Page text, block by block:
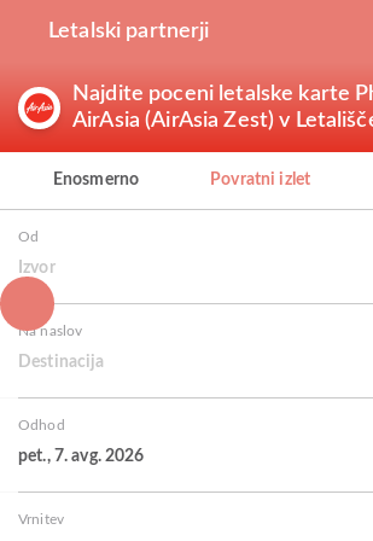
Letalski partnerji
Najdite poceni letalske karte
AirAsia (AirAsia Zest) v
Enosmerno Povratni izlet
Od
Izvor
Na naslov
Destinacija
Odhod
pet., 7. avg. 2026
Vrnitev